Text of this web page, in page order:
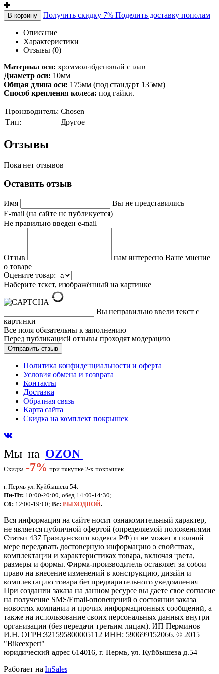
В корзину Получить скидку 7% Поделить доставку пополам
Описание
Характеристики
Отзывы (0)
Материал оси: хроммолибденовый сплав
Диаметр оси: 10мм
Общая длина оси: 175мм (под стандарт 135мм)
Способ крепления колеса: под гайки.
Производитель: Chosen
Тип:
Другое
Отзывы
Пока нет отзывов
Оставить отзыв
Имя
Вы не представились
E-mail (на сайте не публикуется)
Не правильно введен e-mail
Отзыв
нам интересно Ваше мнение
о товаре
Оцените товар:
Наберите текст, изображённый на картинке
Вы неправильно ввели текст с
картинки
Все поля обязательны к заполнению
Перед публикацией отзывы проходят модерацию
Политика конфиденциальности и оферта
Условия обмена и возврата
Контакты
Доставка
Обратная связь
Карта сайта
Скидка на комплект покрышек
Мы на OZON
Скидка -7% при покупке 2-х покрышек
г. Пермь ул. Куйбышева 54.
Пн-Пт: 10:00-20:00, обед 14:00-14:30;
Сб: 12:00-19:00; Вс: ВЫХОДНОЙ.
Вся информация на сайте носит ознакомительный характер,
не является публичной офертой (определяемой положениями
Статьи 437 Гражданского кодекса РФ) и не может в полной
мере передавать достоверную информацию о свойствах,
комплектации и характеристиках товара, включая цвета,
размеры и формы. Фирма-производитель оставляет за собой
право на внесение изменений в конструкцию, дизайн и
комплектацию товара без предварительного уведомления.
При создании заказа на данном ресурсе вы даете свое согласие
на получение SMS/Email-оповещений о состоянии заказа,
новостях компании и прочих информационных сообщений, а
также на использование своих персональных данных внутри
организации (без передачи третьим лицам). ИП Перминов
И.Н. ОГРН:321595800005112 ИНН: 590699152066. © 2015
"Bikeexpert"
юридический адрес 614016, г. Пермь, ул. Куйбышева д.54
Работает на InSales